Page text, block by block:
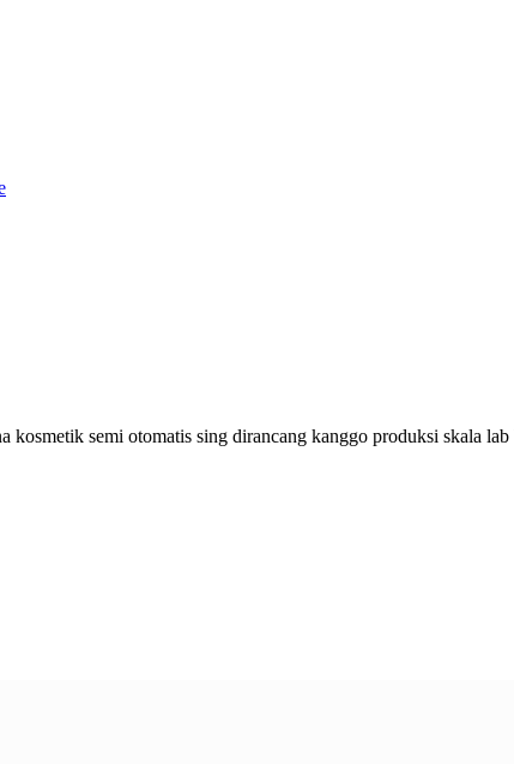
kosmetik semi otomatis sing dirancang kanggo produksi skala